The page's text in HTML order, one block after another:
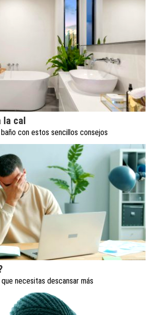
la cal
con estos sencillos consejos
necesitas descansar más